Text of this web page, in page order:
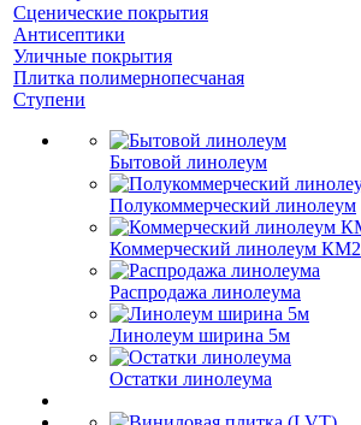
Сценические покрытия
Антисептики
Уличные покрытия
Плитка полимернопесчаная
Ступени
Бытовой линолеум
Полукоммерческий линолеум
Коммерческий линолеум КМ2
Распродажа линолеума
Линолеум ширина 5м
Остатки линолеума